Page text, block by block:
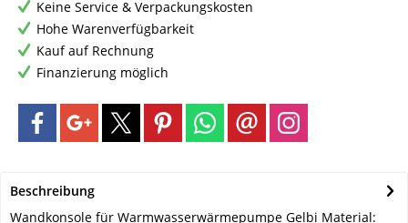
Keine Service & Verpackungskosten
Hohe Warenverfügbarkeit
Kauf auf Rechnung
Finanzierung möglich
Beschreibung
Wandkonsole für Warmwasserwärmepumpe Gelbi Material: